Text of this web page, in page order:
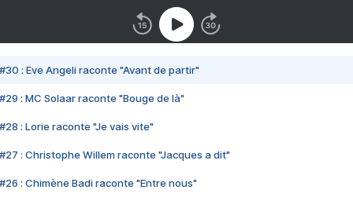
#30 : Eve Angeli raconte "Avant de partir"
#29 : MC Solaar raconte "Bouge de là"
#28 : Lorie raconte "Je vais vite"
#27 : Christophe Willem raconte "Jacques a dit"
#26 : Chimène Badi raconte "Entre nous"